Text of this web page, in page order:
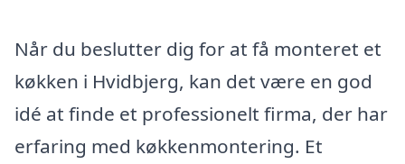
Når du beslutter dig for at få monteret et
køkken i Hvidbjerg, kan det være en god
idé at finde et professionelt firma, der har
erfaring med køkkenmontering. Et